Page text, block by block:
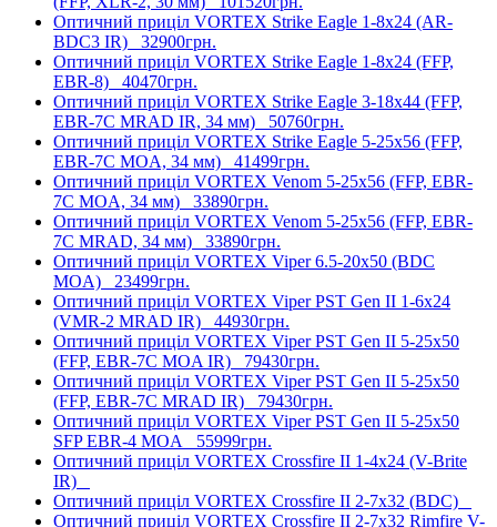
Оптичний приціл VORTEX Strike Eagle 1-8x24 (AR-
BDC3 IR) 32900грн.
Оптичний приціл VORTEX Strike Eagle 1-8x24 (FFP,
EBR-8) 40470грн.
Оптичний приціл VORTEX Strike Eagle 3-18x44 (FFP,
EBR-7C MRAD IR, 34 мм) 50760грн.
Оптичний приціл VORTEX Strike Eagle 5-25х56 (FFP,
EBR-7C MOA, 34 мм) 41499грн.
Оптичний приціл VORTEX Venom 5-25x56 (FFP, EBR-
7C MOA, 34 мм) 33890грн.
Оптичний приціл VORTEX Venom 5-25x56 (FFP, EBR-
7C MRAD, 34 мм) 33890грн.
Оптичний приціл VORTEX Viper 6.5-20x50 (BDC
MOA) 23499грн.
Оптичний приціл VORTEX Viper PST Gen II 1-6x24
(VMR-2 MRAD IR) 44930грн.
Оптичний приціл VORTEX Viper PST Gen II 5-25x50
(FFP, EBR-7C MOA IR) 79430грн.
Оптичний приціл VORTEX Viper PST Gen II 5-25x50
(FFP, EBR-7C MRAD IR) 79430грн.
Оптичний приціл VORTEX Viper PST Gen II 5-25x50
SFP EBR-4 MOA 55999грн.
Оптичний приціл VORTEX Crossfire II 1-4x24 (V-Brite
IR)
Оптичний приціл VORTEX Crossfire II 2-7x32 (BDC)
Оптичний приціл VORTEX Crossfire II 2-7x32 Rimfire V-